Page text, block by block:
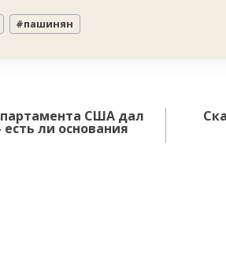
#пашинян
США дал
ли основания